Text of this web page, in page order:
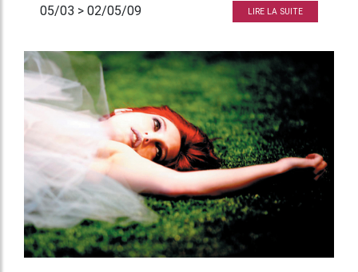
05/03 > 02/05/09
LIRE LA SUITE